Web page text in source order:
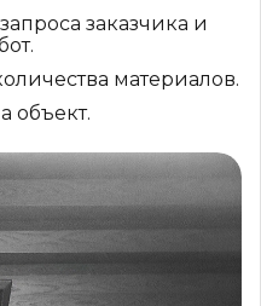
заказчика и
материалов.
объект.